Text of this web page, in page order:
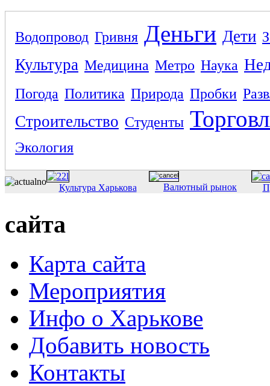
Водопровод Гривня Деньги Дети
Культура Медицина Метро Наука
Погода Политика Природа Пробки
Строительство Студенты
Экология
Культура Харькова Валютный рынок
сайта
Карта сайта
Мероприятия
Инфо о Харькове
Добавить новость
Контакты